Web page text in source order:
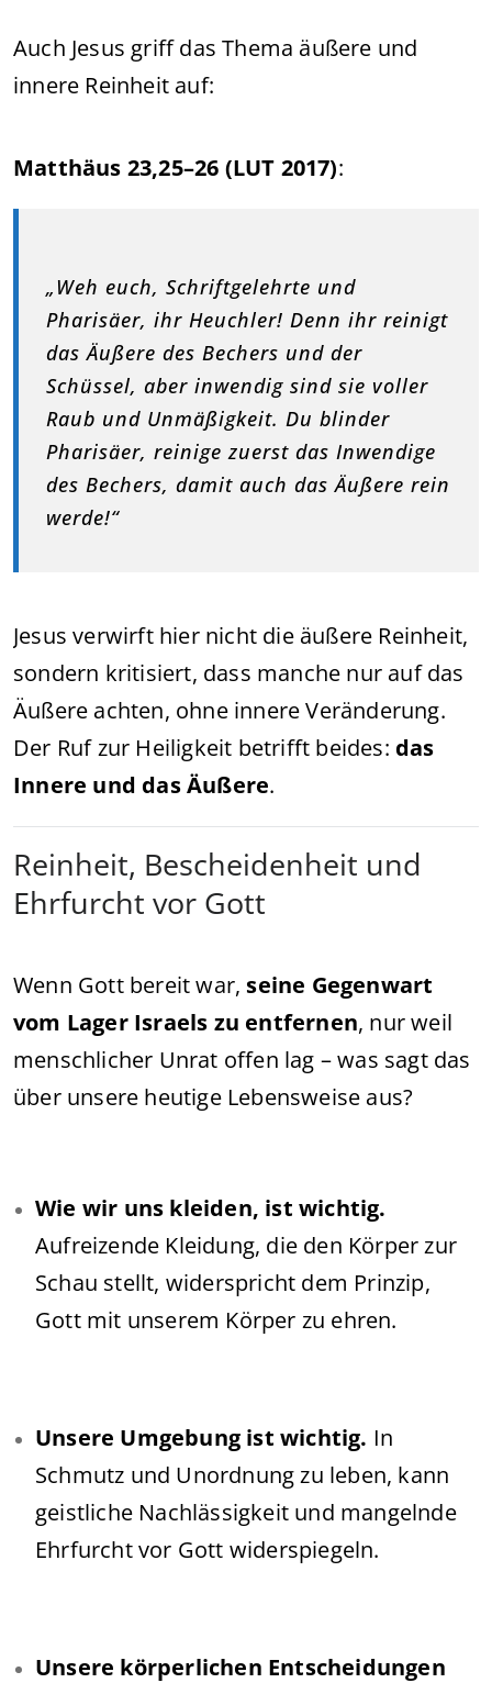
Auch Jesus griff das Thema äußere und
innere Reinheit auf:
Matthäus 23,25–26 (LUT 2017):
„Weh euch, Schriftgelehrte und
Pharisäer, ihr Heuchler! Denn ihr reinigt
das Äußere des Bechers und der
Schüssel, aber inwendig sind sie voller
Raub und Unmäßigkeit. Du blinder
Pharisäer, reinige zuerst das Inwendige
des Bechers, damit auch das Äußere rein
werde!“
Jesus verwirft hier nicht die äußere Reinheit,
sondern kritisiert, dass manche nur auf das
Äußere achten, ohne innere Veränderung.
Der Ruf zur Heiligkeit betrifft beides: das
Innere und das Äußere.
Reinheit, Bescheidenheit und
Ehrfurcht vor Gott
Wenn Gott bereit war, seine Gegenwart
vom Lager Israels zu entfernen, nur weil
menschlicher Unrat offen lag – was sagt das
über unsere heutige Lebensweise aus?
Wie wir uns kleiden, ist wichtig.
Aufreizende Kleidung, die den Körper zur
Schau stellt, widerspricht dem Prinzip,
Gott mit unserem Körper zu ehren.
Unsere Umgebung ist wichtig. In
Schmutz und Unordnung zu leben, kann
geistliche Nachlässigkeit und mangelnde
Ehrfurcht vor Gott widerspiegeln.
Unsere körperlichen Entscheidungen